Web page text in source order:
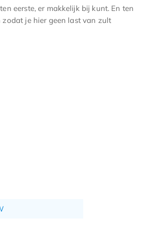
eerste, er makkelijk bij kunt. En ten
je hier geen last van zult